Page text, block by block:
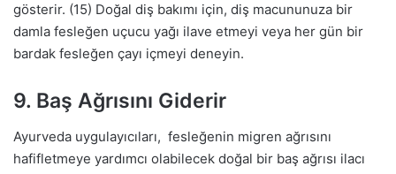
gösterir. (15) Doğal diş bakımı için, diş macununuza bir
damla fesleğen uçucu yağı ilave etmeyi veya her gün bir
bardak fesleğen çayı içmeyi deneyin.
9. Baş Ağrısını Giderir
Ayurveda uygulayıcıları, fesleğenin migren ağrısını
hafifletmeye yardımcı olabilecek doğal bir baş ağrısı ilacı